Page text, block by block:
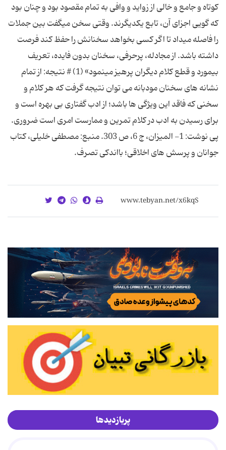
كوتاه و جامع و خالی از زواید و وافی به تمام مقصود بود و چنان بود
كه گویی اجزای آن، تابع یکدیگرند. وقتی سخن می‎گفت بین جملات
را فاصله می‎داد تا اگر كسی بخواهد سخنانش را حفظ كند فرصت
داشته باشد. از مجادله، پرحرفی، سخنان بدون فایده، تعریف
بی‎مورد و قطع كلام دیگران پرهیز می‎نمود» (1) # نتیجه: از تمام
نشانه های سخنان مودبانه می توان نتیجه گرفت که هر کلام و
سخنی که فاقد این ویژگی ها باشد؛ از ادب گفتاری بی بهره است و
برای رسیدن به ادب در کلام تمرین و ممارست امری است ضروری.
پی نوشت: 1- المیزان، ج 6، ص 303. منبع: مصطفی خلیلی، کتاب
جوانان و پرسش های اخلاقی؛ بااندکی تصرف.
پربازدیدها